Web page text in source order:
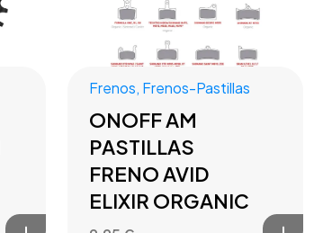
Frenos, Frenos-Pastillas
ONOFF AM
PASTILLAS
FRENO AVID
ELIXIR ORGANIC